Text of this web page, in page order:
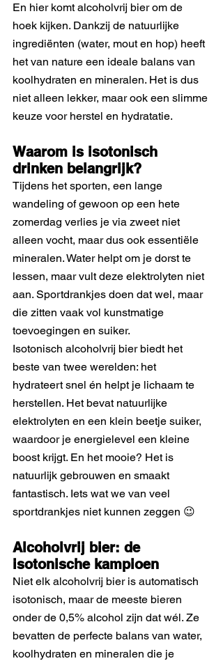
En hier komt alcoholvrij bier om de
hoek kijken. Dankzij de natuurlijke
ingrediënten (water, mout en hop) heeft
het van nature een ideale balans van
koolhydraten en mineralen. Het is dus
niet alleen lekker, maar ook een slimme
keuze voor herstel en hydratatie.
Waarom is isotonisch
drinken belangrijk?
Tijdens het sporten, een lange
wandeling of gewoon op een hete
zomerdag verlies je via zweet niet
alleen vocht, maar dus ook essentiële
mineralen. Water helpt om je dorst te
lessen, maar vult deze elektrolyten niet
aan. Sportdrankjes doen dat wel, maar
die zitten vaak vol kunstmatige
toevoegingen en suiker.
Isotonisch alcoholvrij bier biedt het
beste van twee werelden: het
hydrateert snel én helpt je lichaam te
herstellen. Het bevat natuurlijke
elektrolyten en een klein beetje suiker,
waardoor je energielevel een kleine
boost krijgt. En het mooie? Het is
natuurlijk gebrouwen en smaakt
fantastisch. Iets wat we van veel
sportdrankjes niet kunnen zeggen 😉
Alcoholvrij bier: de
isotonische kampioen
Niet elk alcoholvrij bier is automatisch
isotonisch, maar de meeste bieren
onder de 0,5% alcohol zijn dat wél. Ze
bevatten de perfecte balans van water,
koolhydraten en mineralen die je